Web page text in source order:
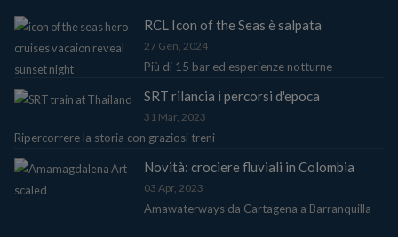
RCL Icon of the Seas è salpata
27 Gen, 2024
Più di 15 bar ed esperienze notturne
SRT rilancia i percorsi d'epoca
31 Mar, 2023
Ripercorrere la storia con graziosi treni
Novità: crociere fluviali in Colombia
03 Apr, 2023
Amawaterways da Cartagena a Barranquilla